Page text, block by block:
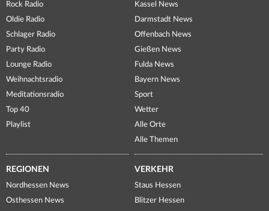
Rock Radio
Oldie Radio
Schlager Radio
Party Radio
Lounge Radio
Weihnachtsradio
Meditationsradio
Top 40
Playlist
Kassel News
Darmstadt News
Offenbach News
Gießen News
Fulda News
Bayern News
Sport
Wetter
Alle Orte
Alle Themen
REGIONEN
Nordhessen News
Osthessen News
VERKEHR
Staus Hessen
Blitzer Hessen